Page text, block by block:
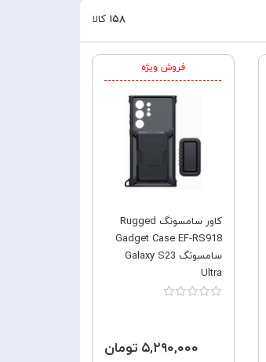
۱۵۸ کالا
فروش ویژه
کاور سامسونگ Rugged
Gadget Case EF-RS918
سامسونگ Galaxy S23
Ultra
۵,۲۹۰,۰۰۰ تومان